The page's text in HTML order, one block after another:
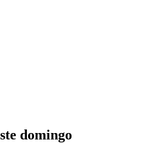
domingo